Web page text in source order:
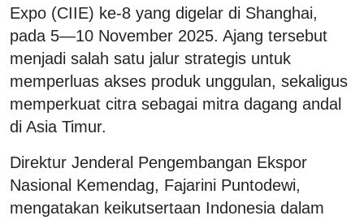
Expo (CIIE) ke-8 yang digelar di Shanghai,
pada 5—10 November 2025. Ajang tersebut
menjadi salah satu jalur strategis untuk
memperluas akses produk unggulan, sekaligus
memperkuat citra sebagai mitra dagang andal
di Asia Timur.
Direktur Jenderal Pengembangan Ekspor
Nasional Kemendag, Fajarini Puntodewi,
mengatakan keikutsertaan Indonesia dalam